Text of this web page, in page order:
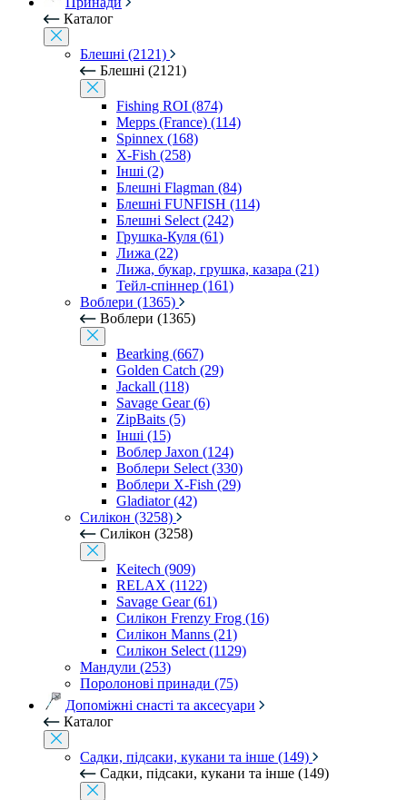
Каталог
Блешні (2121)
Блешні (2121)
Fishing ROI (874)
Mepps (France) (114)
Spinnex (168)
X-Fish (258)
Інші (2)
Блешні Flagman (84)
Блешні FUNFISH (114)
Блешні Select (242)
Грушка-Куля (61)
Лижа (22)
Лижа, букар, грушка, казара (21)
Тейл-спіннер (161)
Воблери (1365)
Воблери (1365)
Bearking (667)
Golden Catch (29)
Jackall (118)
Savage Gear (6)
ZipBaits (5)
Інші (15)
Воблер Jaxon (124)
Воблери Select (330)
Воблери X-Fish (29)
Gladiator (42)
Силікон (3258)
Силікон (3258)
Keitech (909)
RELAX (1122)
Savage Gear (61)
Силікон Frenzy Frog (16)
Силікон Manns (21)
Силікон Select (1129)
Мандули (253)
Поролонові принади (75)
Допоміжні снасті та аксесуари
Каталог
Садки, підсаки, кукани та інше (149)
Садки, підсаки, кукани та інше (149)